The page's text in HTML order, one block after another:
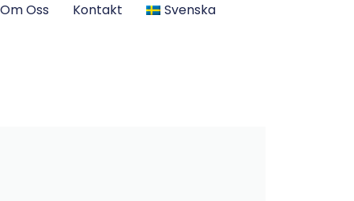
Om Oss Kontakt Svenska